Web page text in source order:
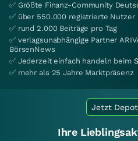
✅ Größte Finanz-Community
✅ über 550.000 registrierte Nutzer
✅ rund 2.000 Beiträge pro Tag
✅ verlagsunabhängige Partner
BörsenNews
✅ Jederzeit einfach handeln beim
✅ mehr als 25 Jahre Marktpräsenz
Jetzt
Ihre